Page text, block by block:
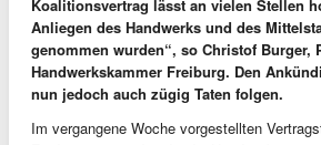
Koalitionsvertrag lässt an vielen Stellen
Anliegen des Handwerks und des
genommen wurden“, so Christof Burger,
Handwerkskammer Freiburg. Den
nun jedoch auch zügig Taten folgen.
Im vergangene Woche vorgestellten